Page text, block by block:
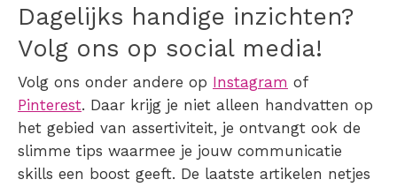
Dagelijks handige inzichten?
Volg ons op social media!
Volg ons onder andere op Instagram of
Pinterest. Daar krijg je niet alleen handvatten op
het gebied van assertiviteit, je ontvangt ook de
slimme tips waarmee je jouw communicatie
skills een boost geeft. De laatste artikelen netjes